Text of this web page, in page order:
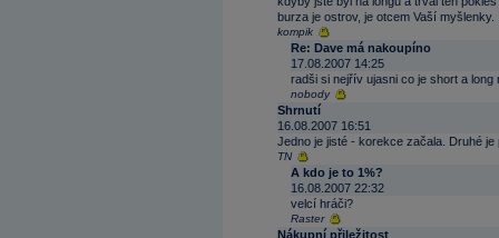
burza je ostrov, je otcem Vaší myšlenky.
kompik
Re: Dave má nakoupíno
17.08.2007 14:25
radši si nejřív ujasni co je short a
nobody
Shrnutí
16.08.2007 16:51
Jedno je jisté - korekce začala. Druhé
TN
A kdo je to 1%?
16.08.2007 22:32
velcí hráči?
Raster
Nákupní přiležitost